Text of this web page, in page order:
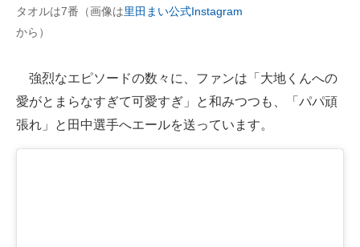
タオルは7番（画像は里田まい公式Instagram
から）
強烈なエピソードの数々に、ファンは「大地くんへの
愛がとまらなすぎて可愛すぎ」と和みつつも、「パパ頑
張れ」と田中選手へエールを送っています。